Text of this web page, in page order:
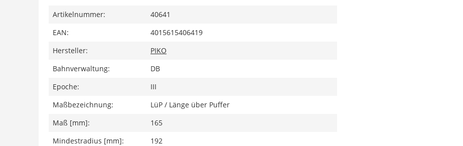
Artikelnummer:
40641
EAN:
4015615406419
Hersteller:
PIKO
Bahnverwaltung:
DB
Epoche:
III
Maßbezeichnung:
LüP / Länge über Puffer
Maß [mm]:
165
Mindestradius [mm]:
192